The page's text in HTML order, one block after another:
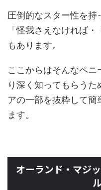
圧倒的なスター性を持
「怪我さえなければ
もあります。
ここからはそんなペニ
り深く知ってもらう
アの一部を抜粋して簡
ます。
オーランド・マジ